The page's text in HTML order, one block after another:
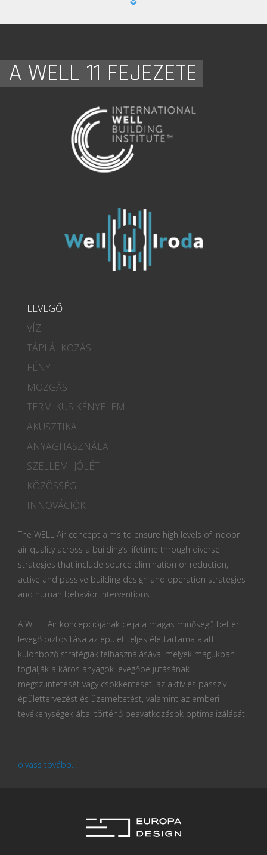
A WELL 11 FEJEZETE
LEVEGŐ
VÍZ
TÁPLÁLKOZÁS
FÉNY
MOZGÁS
TERMIKUS KÉNYELEM
AKUSZTIKA
ANYAGHASZNÁLAT
SZELLEMI JÓLÉT
KÖZÖSSÉG
INNOVÁCIÓK
The WELL Air concept aims to ensure high levels of indoor
air quality across a building’s lifetime through diverse
strategies that include source elimination or reduction,
active and passive building design and operation strategies
and human behavior interventions.
A WELL Air koncepciójának célja a magas minőségű beltéri
levegő biztosítása az épület teljes élettartama alatt
különböző stratégiák felhasználásával melyek magukban
foglalják a káros anyagok levegőbe jutásának
megszüntetését vagy csökkentését, az aktív és passzív
épülettervezést és üzemeltetést, valamint az emberi
tevékenységek által történő beavatkozások optimalizálását.
olvass tovább...